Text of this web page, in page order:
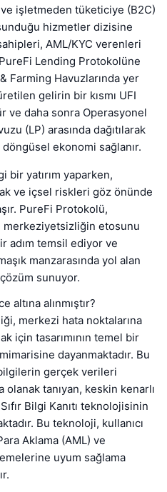
işletmeden tüketiciye (B2C)
hizmetler dizisine
AML/KYC verenleri
Lending Protokolüne
Farming Havuzlarında yer
gelirin bir kısmı UFI
ve daha sonra Operasyonel
(LP) arasında dağıtılarak
ekonomi sağlanır.
bir yatırım yaparken,
ve içsel riskleri göz önünde
PureFi Protokolü,
merkeziyetsizliğin etosunu
adım temsil ediyor ve
manzarasında yol alan
sunuyor.
altına alınmıştır?
merkezi hata noktalarına
için tasarımının temel bir
dayanmaktadır. Bu
gerçek verileri
olanak tanıyan, keskin kenarlı
Bilgi Kanıtı teknolojisinin
Bu teknoloji, kullanıcı
Aklama (AML) ve
uyum sağlama